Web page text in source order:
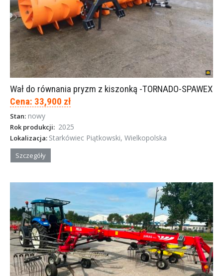
Wał do równania pryzm z kiszonką -TORNADO-SPAWEX
Cena: 33,900 zł
Stan: nowy
Rok produkcji: 2025
Lokalizacja: Starkówiec Piątkowski, Wielkopolska
Szczegóły